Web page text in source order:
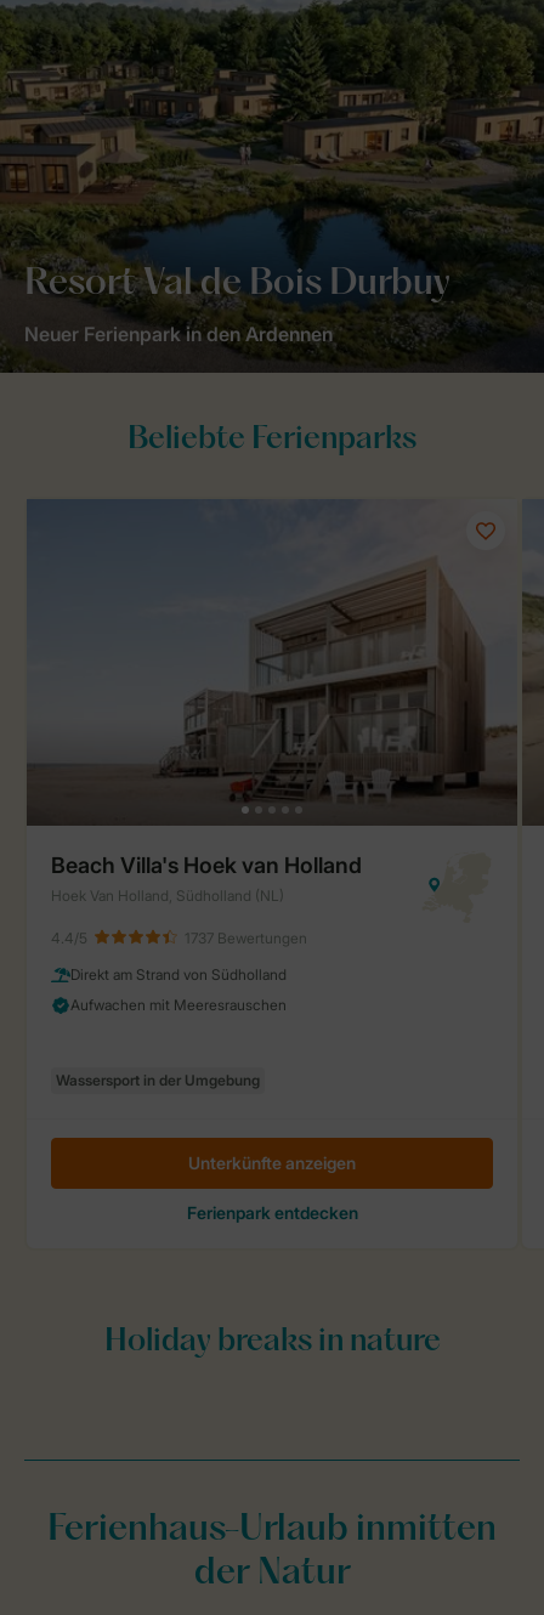
Resort Val de Bois Durbuy
Neuer Ferienpark in den Ardennen
Ferienhaus-Urlaub inmitten
der Natur